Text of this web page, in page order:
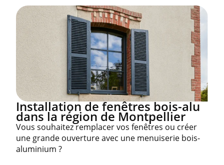
Installation de fenêtres bois-alu
dans la région de Montpellier
Vous souhaitez remplacer vos fenêtres ou créer
une grande ouverture avec une menuiserie bois-
aluminium ?